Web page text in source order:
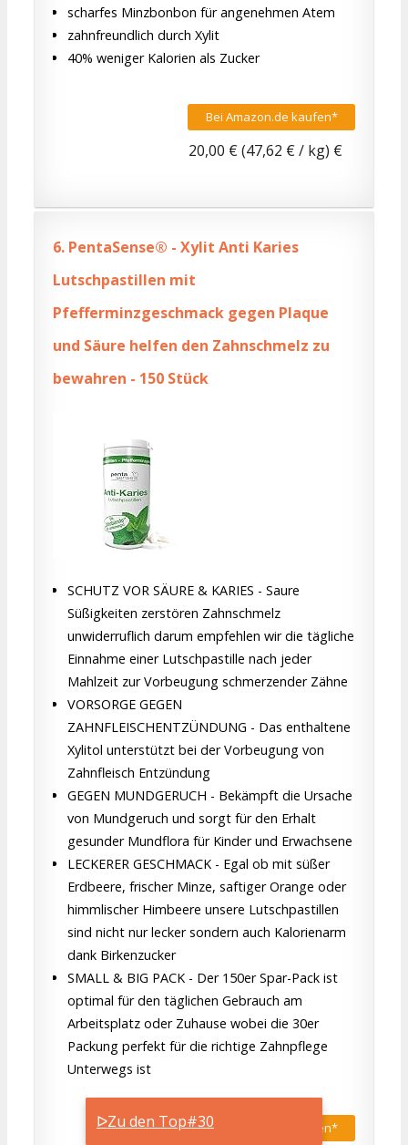
ᐅZu den Top#30
scharfes Minzbonbon für angenehmen Atem
zahnfreundlich durch Xylit
40% weniger Kalorien als Zucker
Bei Amazon.de kaufen*
20,00 € (47,62 € / kg) €
6. PentaSense® - Xylit Anti Karies
Lutschpastillen mit
Pfefferminzgeschmack gegen Plaque
und Säure helfen den Zahnschmelz zu
bewahren - 150 Stück
SCHUTZ VOR SÄURE & KARIES - Saure
Süßigkeiten zerstören Zahnschmelz
unwiderruflich darum empfehlen wir die tägliche
Einnahme einer Lutschpastille nach jeder
Mahlzeit zur Vorbeugung schmerzender Zähne
VORSORGE GEGEN
ZAHNFLEISCHENTZÜNDUNG - Das enthaltene
Xylitol unterstützt bei der Vorbeugung von
Zahnfleisch Entzündung
GEGEN MUNDGERUCH - Bekämpft die Ursache
von Mundgeruch und sorgt für den Erhalt
gesunder Mundflora für Kinder und Erwachsene
LECKERER GESCHMACK - Egal ob mit süßer
Erdbeere, frischer Minze, saftiger Orange oder
himmlischer Himbeere unsere Lutschpastillen
sind nicht nur lecker sondern auch Kalorienarm
dank Birkenzucker
SMALL & BIG PACK - Der 150er Spar-Pack ist
optimal für den täglichen Gebrauch am
Arbeitsplatz oder Zuhause wobei die 30er
Packung perfekt für die richtige Zahnpflege
Unterwegs ist
Bei Amazon.de kaufen*
24,99 € €